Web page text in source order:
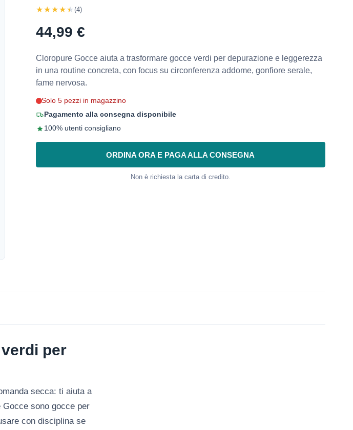
★★★★★ (4)
44,99 €
Cloropure Gocce aiuta a trasformare gocce verdi per depurazione e leggerezza
in una routine concreta, con focus su circonferenza addome, gonfiore serale,
fame nervosa.
Solo 5 pezzi in magazzino
Pagamento alla consegna disponibile
100% utenti consigliano
ORDINA ORA E PAGA ALLA CONSEGNA
Non è richiesta la carta di credito.
per
secca: ti aiuta a
sono gocce per
con disciplina se